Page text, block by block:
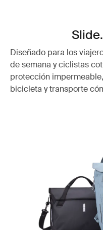
Diseñado para los
de semana y ciclistas
protección
bicicleta y transporte